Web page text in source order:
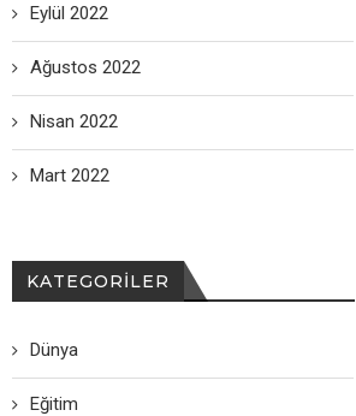
Eylül 2022
Ağustos 2022
Nisan 2022
Mart 2022
KATEGORILER
Dünya
Eğitim